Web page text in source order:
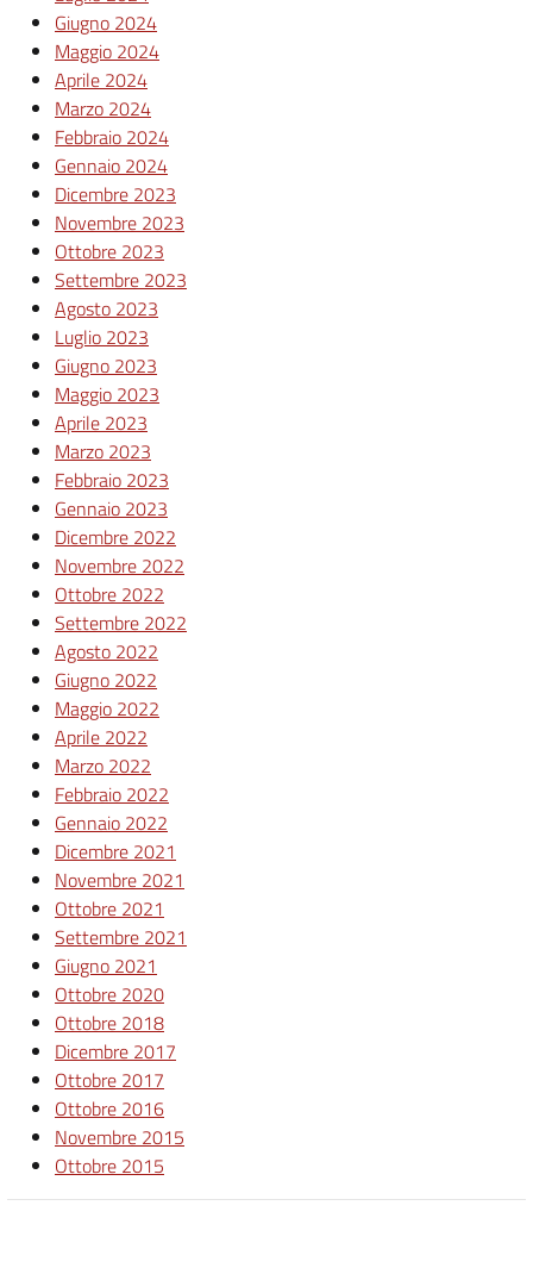
Giugno 2024
Maggio 2024
Aprile 2024
Marzo 2024
Febbraio 2024
Gennaio 2024
Dicembre 2023
Novembre 2023
Ottobre 2023
Settembre 2023
Agosto 2023
Luglio 2023
Giugno 2023
Maggio 2023
Aprile 2023
Marzo 2023
Febbraio 2023
Gennaio 2023
Dicembre 2022
Novembre 2022
Ottobre 2022
Settembre 2022
Agosto 2022
Giugno 2022
Maggio 2022
Aprile 2022
Marzo 2022
Febbraio 2022
Gennaio 2022
Dicembre 2021
Novembre 2021
Ottobre 2021
Settembre 2021
Giugno 2021
Ottobre 2020
Ottobre 2018
Dicembre 2017
Ottobre 2017
Ottobre 2016
Novembre 2015
Ottobre 2015